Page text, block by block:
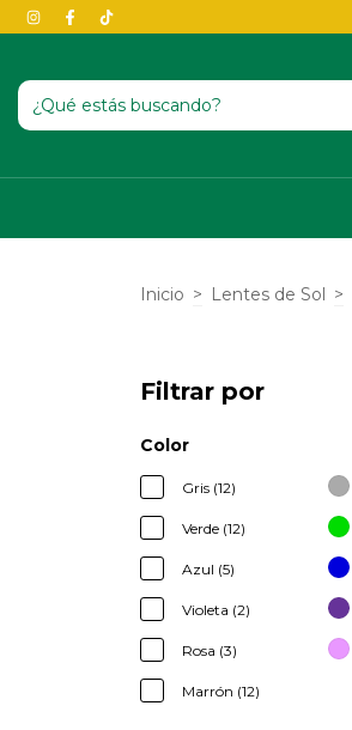
Inicio > Lentes de Sol >
Filtrar por
Color
Gris (12)
Verde (12)
Azul (5)
Violeta (2)
Rosa (3)
Marrón (12)